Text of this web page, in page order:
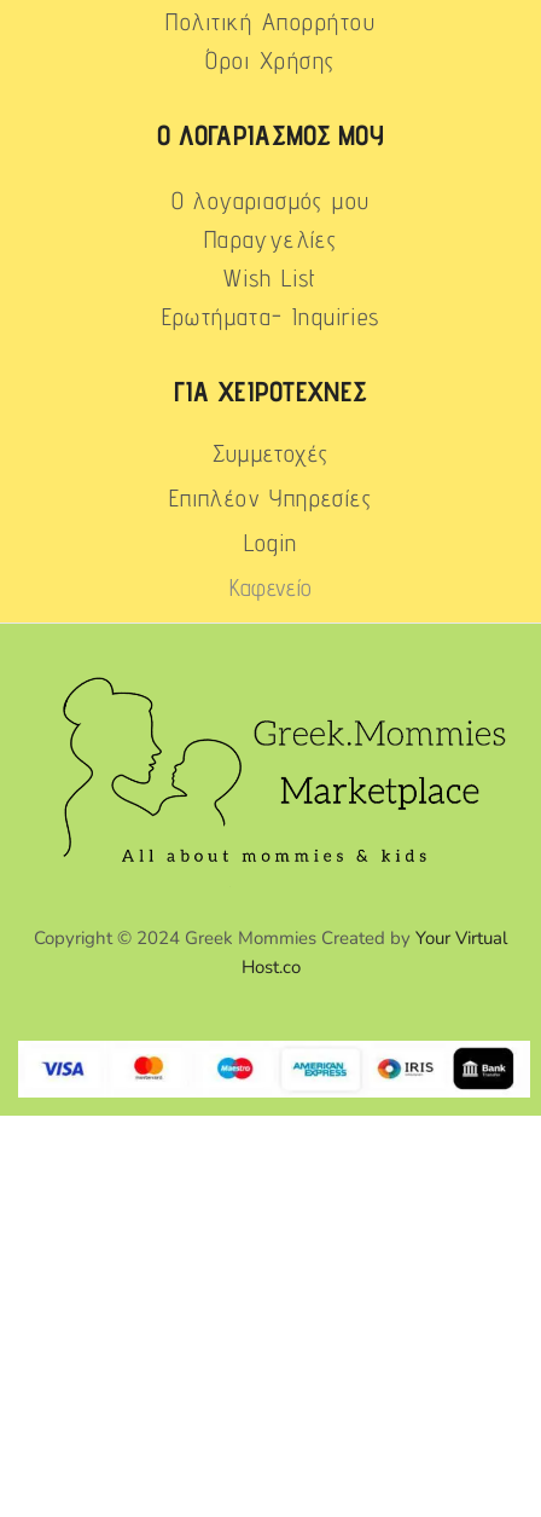
Πολιτική Απορρήτου
Όροι Χρήσης
Ο ΛΟΓΑΡΙΑΣΜΌΣ ΜΟΥ
Ο λογαριασμός μου
Παραγγελίες
Wish List
Ερωτήματα- Inquiries
ΓΙΑ ΧΕΙΡΟΤΈΧΝΕΣ
Συμμετοχές
Επιπλέον Υπηρεσίες
Login
Καφενείο
Copyright © 2024 Greek Mommies Created by Your Virtual
Host.co